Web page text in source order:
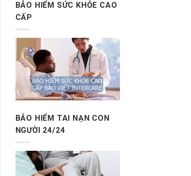
BẢO HIỂM SỨC KHỎE CAO
CẤP
BẢO HIỂM TAI NẠN CON
NGƯỜI 24/24